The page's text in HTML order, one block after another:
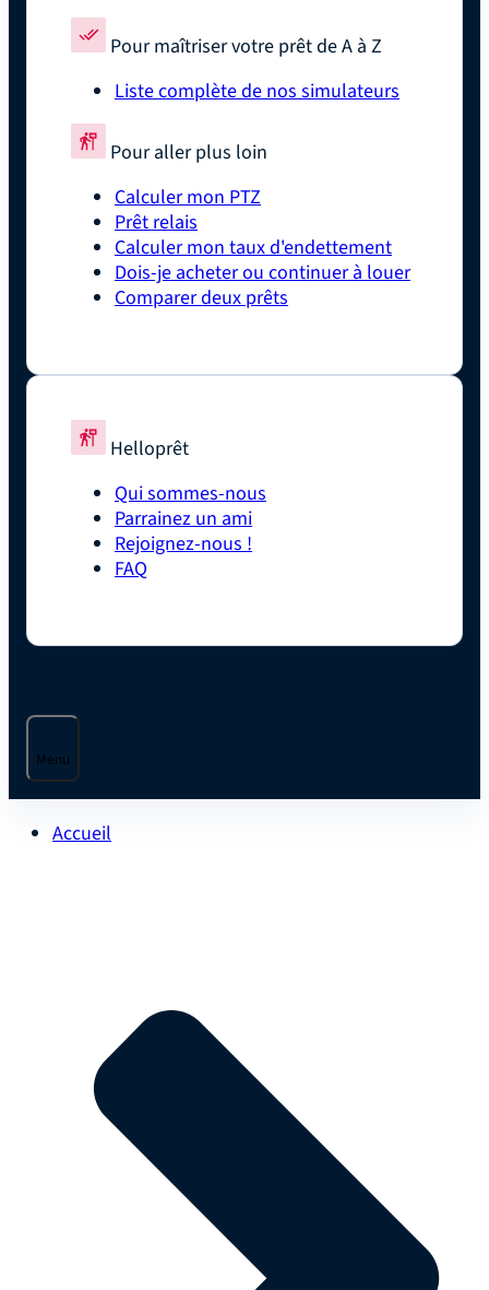
Pour maîtriser votre prêt de A à Z
Liste complète de nos simulateurs
Pour aller plus loin
Calculer mon PTZ
Prêt relais
Calculer mon taux d'endettement
Dois-je acheter ou continuer à louer
Comparer deux prêts
Helloprêt
Qui sommes-nous
Parrainez un ami
Rejoignez-nous !
FAQ
Menu
Accueil